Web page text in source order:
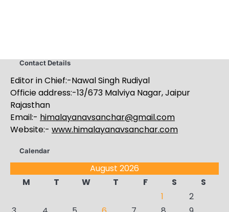
Contact Details
Editor in Chief:-Nawal Singh Rudiyal
Officie address:-13/673 Malviya Nagar, Jaipur
Rajasthan
Email:- himalayanavsanchar@gmail.com
Website:- www.himalayanavsanchar.com
Calendar
August 2026
M
T W T F S
S
1
2